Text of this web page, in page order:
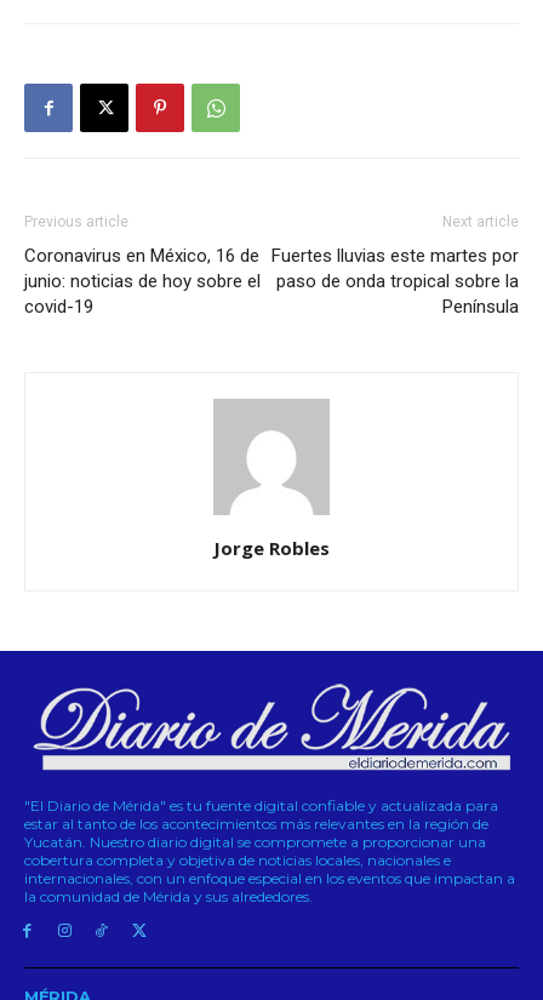
Previous article
Coronavirus en México, 16 de
junio: noticias de hoy sobre el
covid-19
Next article
Fuertes lluvias este martes por
paso de onda tropical sobre la
Península
Jorge Robles
"El Diario de Mérida" es tu fuente digital confiable y actualizada para
estar al tanto de los acontecimientos más relevantes en la región de
Yucatán. Nuestro diario digital se compromete a proporcionar una
cobertura completa y objetiva de noticias locales, nacionales e
internacionales, con un enfoque especial en los eventos que impactan a
la comunidad de Mérida y sus alrededores.